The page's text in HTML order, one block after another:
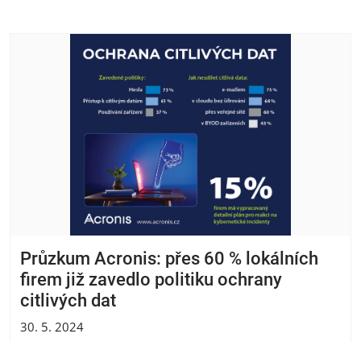
Průzkum Acronis: přes 60 % lokálních
firem již zavedlo politiku ochrany
citlivých dat
30. 5. 2024